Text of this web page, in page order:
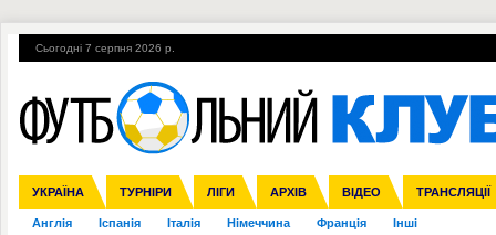
Сьогодні 7 серпня 2026 р.
УКРАЇНА ТУРНІРИ ЛІГИ АРХІВ ВІДЕО ТРАНСЛЯЦІЇ
Збірна Прем'єр-ліга Перша ліга Друга ліга Кубок України
Ліга чемпіонів Ліга Європи Міжнародні Ліга націй Ліга
Англія Іспанія Італія Німеччина Франція Інші
ЧС-2014 ЄВРО-2016 Росія Кубок конфедерацій ЧЄ-2015 (U-
Гарячі теми УПЛ, 1-й тур ВІЙНА УПЛ-ПЕРЕХОДИ